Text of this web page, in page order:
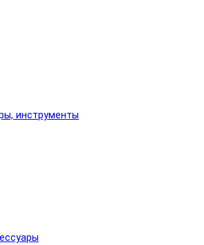
инструменты